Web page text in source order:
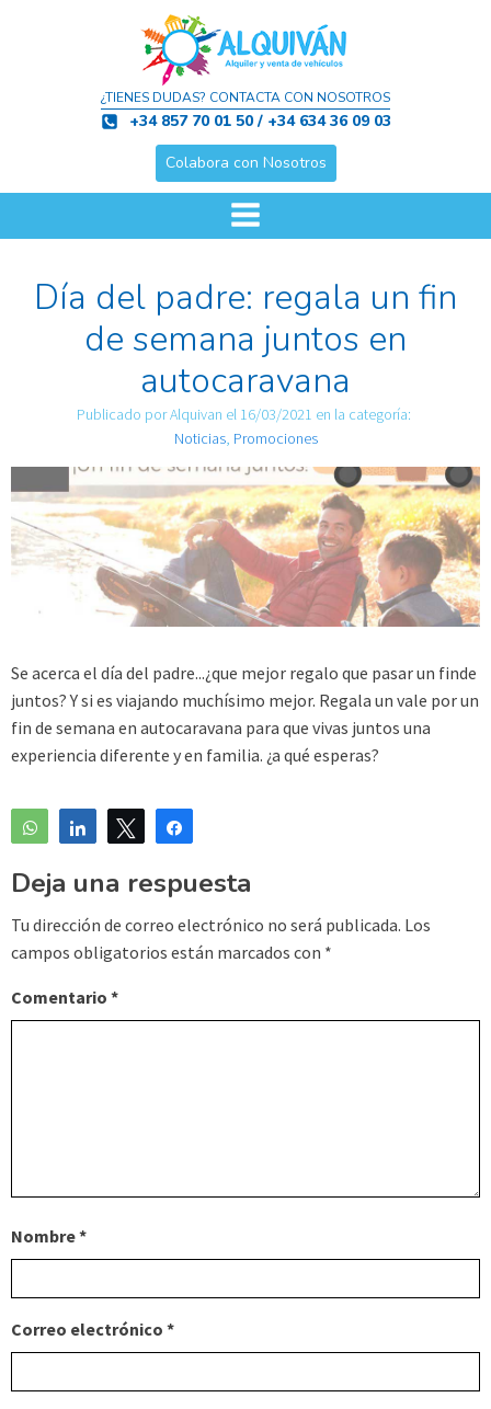
¿TIENES DUDAS? CONTACTA CON NOSOTROS
+34 857 70 01 50 / +34 634 36 09 03
Colabora con Nosotros
Día del padre: regala un fin
de semana juntos en
autocaravana
Publicado porAlquivan el 16/03/2021 en la categoría:
Noticias, Promociones
Se acerca el día del padre...¿que mejor regalo que pasar un finde
juntos? Y si es viajando muchísimo mejor. Regala un vale por un
fin de semana en autocaravana para que vivas juntos una
experiencia diferente y en familia. ¿a qué esperas?
WhatsAppCompartirTwittear
Deja una respuesta
Tu dirección de correo electrónico no será publicada. Los
campos obligatorios están marcados con *
Comentario *
Nombre*
Correo electrónico *